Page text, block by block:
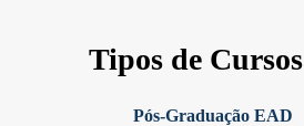
Tipos de Cursos
Pós-Graduação EAD